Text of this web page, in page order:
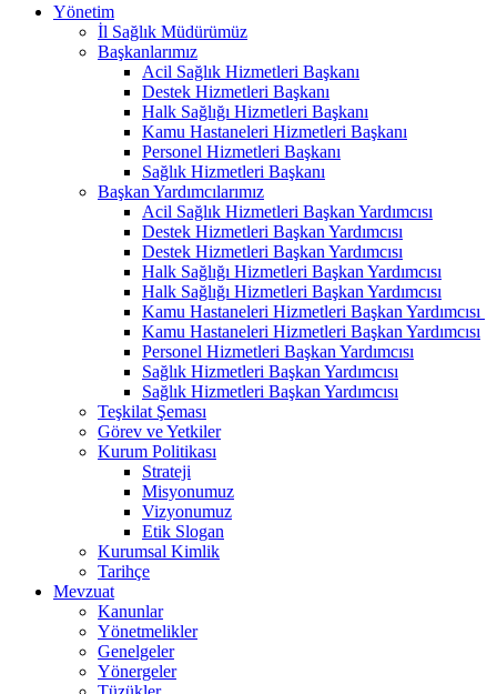
Yönetim
İl Sağlık Müdürümüz
Başkanlarımız
Acil Sağlık Hizmetleri Başkanı
Destek Hizmetleri Başkanı
Halk Sağlığı Hizmetleri Başkanı
Kamu Hastaneleri Hizmetleri Başkanı
Personel Hizmetleri Başkanı
Sağlık Hizmetleri Başkanı
Başkan Yardımcılarımız
Acil Sağlık Hizmetleri Başkan Yardımcısı
Destek Hizmetleri Başkan Yardımcısı
Destek Hizmetleri Başkan Yardımcısı
Halk Sağlığı Hizmetleri Başkan Yardımcısı
Halk Sağlığı Hizmetleri Başkan Yardımcısı
Kamu Hastaneleri Hizmetleri Başkan Yardımcısı ​
Kamu Hastaneleri Hizmetleri Başkan Yardımcısı
Personel Hizmetleri Başkan Yardımcısı
Sağlık Hizmetleri Başkan Yardımcısı
Sağlık Hizmetleri Başkan Yardımcısı
Teşkilat Şeması
Görev ve Yetkiler
Kurum Politikası
Strateji
Misyonumuz
Vizyonumuz
Etik Slogan
Kurumsal Kimlik
Tarihçe
Mevzuat
Kanunlar
Yönetmelikler
Genelgeler
Yönergeler